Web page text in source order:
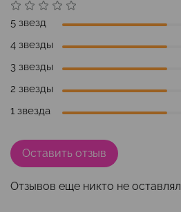
Отзывов еще никто не оставлял
5 звезд
4 звезды
3 звезды
2 звезды
1 звезда
Оставить отзыв